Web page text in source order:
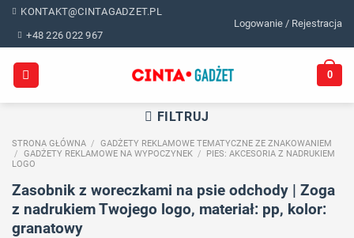
Skip
content
KONTAKT@CINTAGADZET.PL
+48 226 022 967
Logowanie / Rejestracja
0
FILTRUJ
STRONA GŁÓWNA /
GADŻETY REKLAMOWE TEMATYCZNE ZE ZNAKOWANIEM
/
GADŻETY REKLAMOWE NA WYPOCZYNEK /
PIES: AKCESORIA Z NADRUKIEM
LOGO
Zasobnik z woreczkami na psie odchody | Zoga
z nadrukiem Twojego logo, materiał: pp, kolor:
granatowy